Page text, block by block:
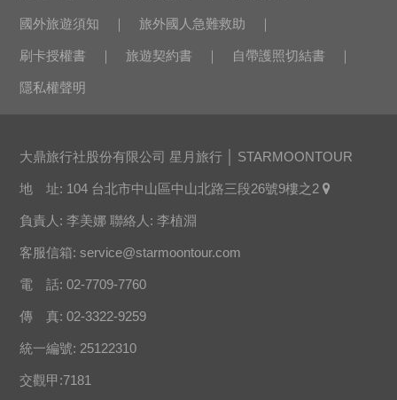
國外旅遊須知 旅外國人急難救助
刷卡授權書 旅遊契約書 自帶護照切結書
隱私權聲明
大鼎旅行社股份有限公司 星月旅行 │ STARMOONTOUR
地 址: 104 台北市中山區中山北路三段26號9樓之2
負責人: 李美娜 聯絡人: 李植淵
客服信箱:service@starmoontour.com
電 話: 02-7709-7760
傳 真: 02-3322-9259
統一編號: 25122310
交觀甲:7181